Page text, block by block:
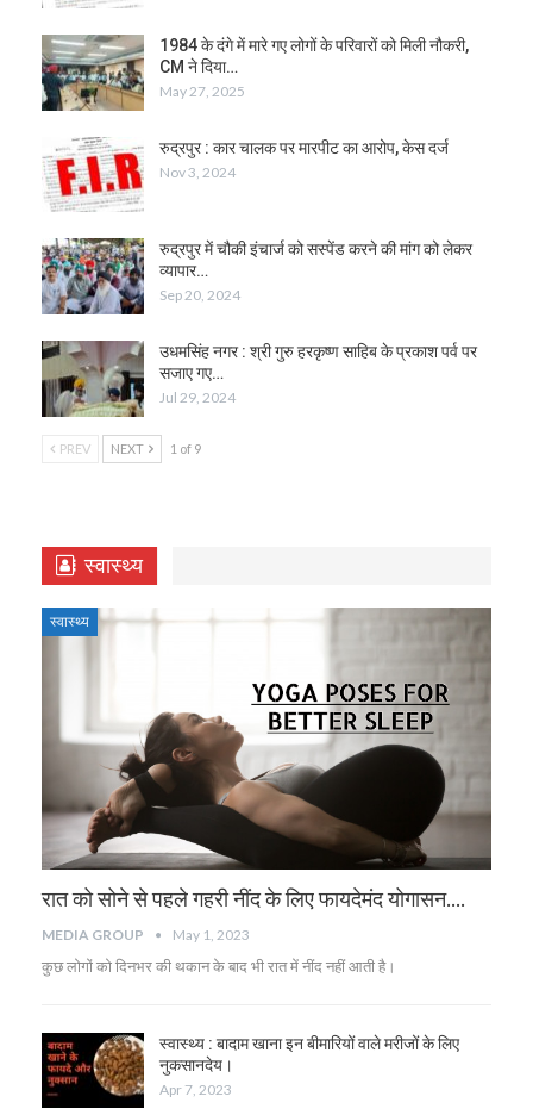
1984 के दंगे में मारे गए लोगों के परिवारों को मिली नौकरी,
CM ने दिया…
May 27, 2025
रुद्रपुर : कार चालक पर मारपीट का आरोप, केस दर्ज
Nov 3, 2024
रुद्रपुर में चौकी इंचार्ज को सस्पेंड करने की मांग को लेकर
व्यापार…
Sep 20, 2024
उधमसिंह नगर : श्री गुरु हरकृष्ण साहिब के प्रकाश पर्व पर
सजाए गए…
Jul 29, 2024
PREV NEXT 1 of 9
स्वास्थ्य
स्वास्थ्य
रात को सोने से पहले गहरी नींद के लिए फायदेमंद योगासन….
MEDIA GROUP May 1, 2023
कुछ लोगों को दिनभर की थकान के बाद भी रात में नींद नहीं आती है।
स्वास्थ्य : बादाम खाना इन बीमारियों वाले मरीजों के लिए
नुकसानदेय।
Apr 7, 2023